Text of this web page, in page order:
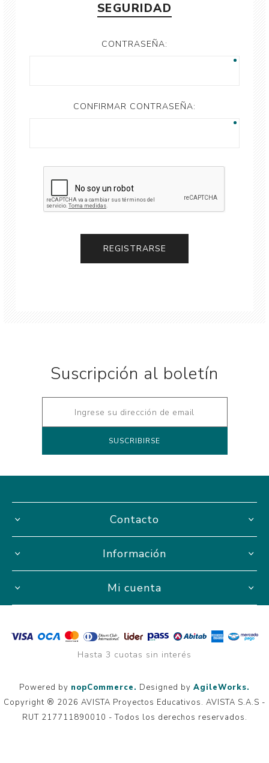
SEGURIDAD
CONTRASEÑA:
CONFIRMAR CONTRASEÑA:
Suscripción al boletín
Contacto
Información
Mi cuenta
Hasta 3 cuotas sin interés
Powered by nopCommerce. Designed by AgileWorks.
Copyright ® 2026 AVISTA Proyectos Educativos. AVISTA S.A.S -
RUT 217711890010 - Todos los derechos reservados.